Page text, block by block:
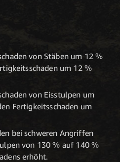
von Stäben um 12 %
um 12 %
von Eisstulpen um
Fertigkeitsschaden um
bei schweren Angriffen
von 130 % auf 140 %
erhöht.